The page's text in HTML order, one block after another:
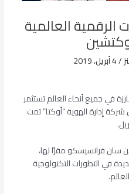
الرقمية العالمية
/4 أبريل، 2019
في جميع أنحاء العالم تستثمر
إدارة الهوية “أوكتا” تمت
سان فرانسيسكو مقرًا لها،
في التطورات التكنولوجية